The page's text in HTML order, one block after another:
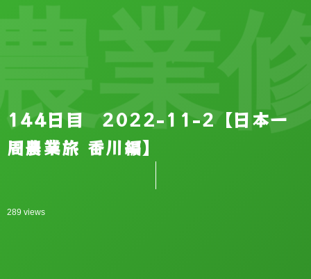
144日目 2022-11-2【日本一
周農業旅 香川編】
289 views
業